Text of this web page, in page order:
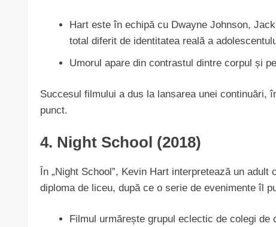
Hart este în echipă cu Dwayne Johnson,
total diferit de identitatea reală a
Umorul apare din contrastul dintre corpul și
Succesul filmului a dus la lansarea unei
punct.
4. Night School (2018)
În „Night School”, Kevin Hart interpretează un
diploma de liceu, după ce o serie de evenimente îl
Filmul urmărește grupul eclectic de colegi